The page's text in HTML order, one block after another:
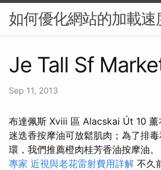
如何優化網站的加載速
Je Tall Sf
Sep 11, 2013
布達佩斯 Xviii 區 Alacskai Út 10 薰
迷迭香按摩油可放鬆肌肉；為了排
環，我們推薦橙肉桂芳香油按摩油。
專家 近視與老花雷射費用詳解 不久